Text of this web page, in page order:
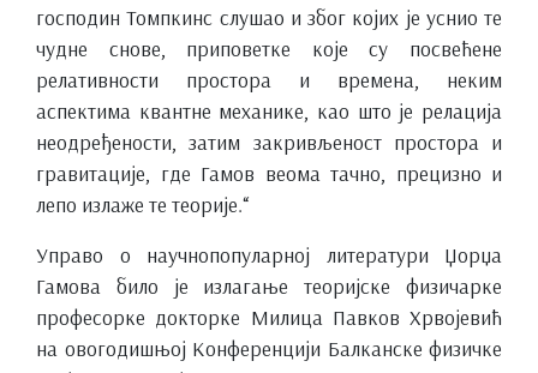
господин Томпкинс слушао и због којих је уснио те
чудне снове, приповетке које су посвећене
релативности простора и времена, неким
аспектима квантне механике, као што је релација
неодређености, затим закривљеност простора и
гравитације, где Гамов веома тачно, прецизно и
лепо излаже те теорије.“
Управо о научнопопуларној литератури Џорџа
Гамова било је излагање теоријске физичарке
професорке докторке Милица Павков Хрвојевић
на овогодишњој Конференцији Балканске физичке